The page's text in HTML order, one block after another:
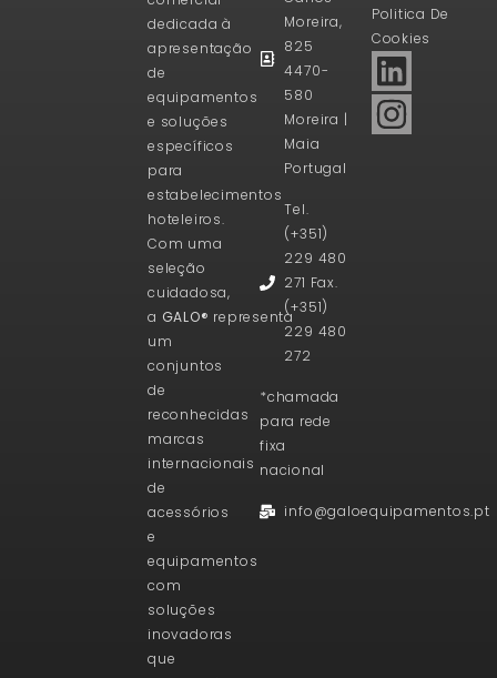
dedicada à
apresentação
de
equipamentos
e soluções
específicos
para
estabelecimentos
hoteleiros.
Com uma
seleção
cuidadosa,
a GALO® representa
um
conjuntos
de
reconhecidas
marcas
internacionais
de
acessórios
e
equipamentos
com
soluções
inovadoras
que
Moreira,
825
4470-
580
Moreira |
Maia
Portugal
Tel.
(+351)
229 480
271 Fax.
(+351)
229 480
272
*chamada
para rede
fixa
nacional
info@galoequipamentos.pt
Politica De
Cookies